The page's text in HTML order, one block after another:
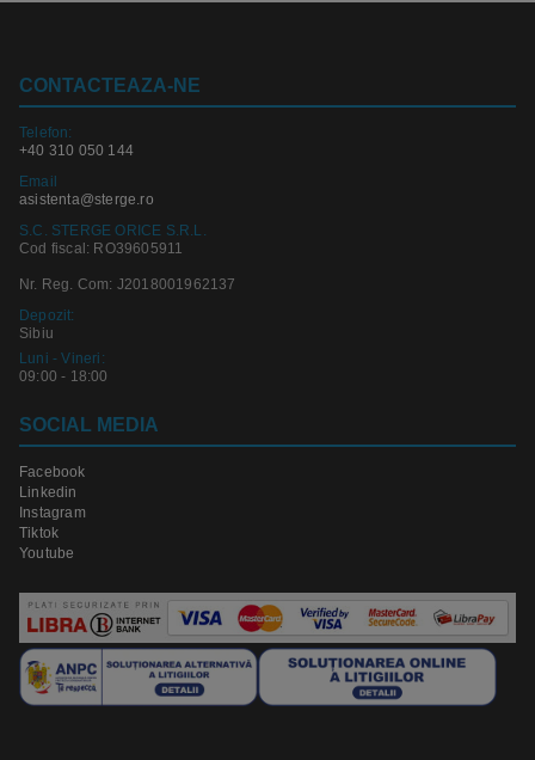
CONTACTEAZA-NE
Telefon:
+40 310 050 144
Email
asistenta@sterge.ro
S.C. STERGE ORICE S.R.L.
Cod fiscal: RO39605911
Nr. Reg. Com: J2018001962137
Depozit:
Sibiu
Luni - Vineri:
09:00 - 18:00
SOCIAL MEDIA
Facebook
Linkedin
Instagram
Tiktok
Youtube